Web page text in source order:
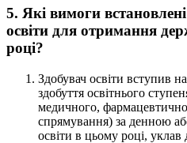
5. Які вимоги
освіти для отримання
році?
Здобувач освіти вступив
здобуття освітнього
медичного,
спрямування) за денною
освіти в цьому році, уклав